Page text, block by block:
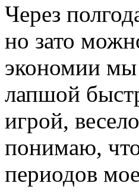
Через
но зато
экономии мы
лапшой
игрой,
понимаю,
периодов